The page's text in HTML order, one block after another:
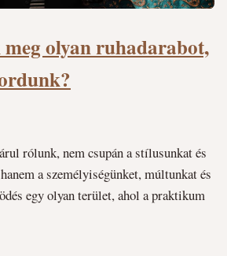
olyan ruhadarabot,
rólunk, nem csupán a stílusunkat és
a személyiségünket, múltunkat és
egy olyan terület, ahol a praktikum